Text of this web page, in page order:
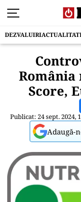
DEZVALUIRI
Score,
Publicat: 24 sept. 2024,
Adaugă-